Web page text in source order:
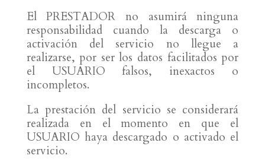
El PRESTADOR no asumirá ninguna
responsabilidad cuando la descarga o
activación del servicio no llegue a
realizarse, por ser los datos facilitados por
el USUARIO falsos, inexactos o
incompletos.
La prestación del servicio se considerará
realizada en el momento en que el
USUARIO haya descargado o activado el
servicio.